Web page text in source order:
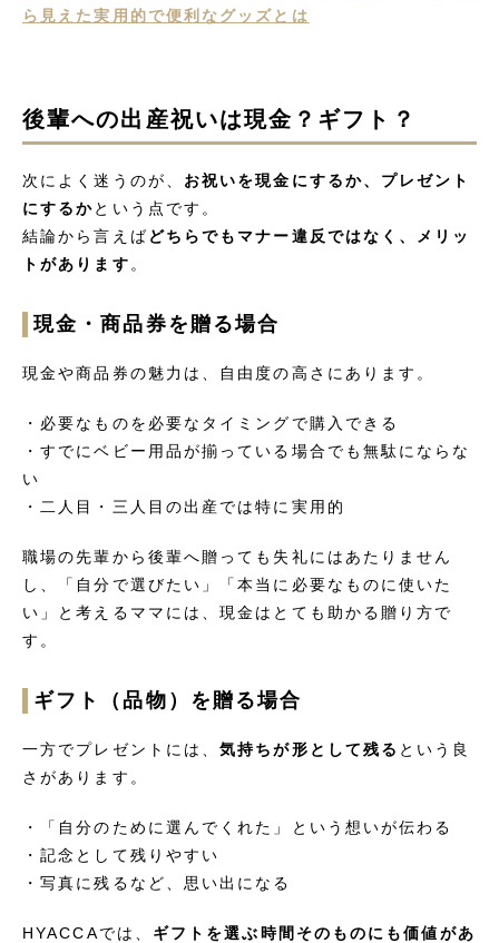
ら見えた実用的で便利なグッズとは
後輩への出産祝いは現金？ギフト？
次によく迷うのが、 お祝いを現金にするか、プレゼント
にするかという点です。
結論から言えばどちらでもマナー違反ではなく、メリッ
トがあります 。
現金・商品券を贈る場合
現金や商品券の魅力は、自由度の高さにあります。
・必要なものを必要なタイミングで購入できる
・すでにベビー用品が揃っている場合でも無駄にならな
い
・二人目・三人目の出産では特に実用的
職場の先輩から後輩へ贈っても失礼にはあたりません
し、「自分で選びたい」「本当に必要なものに使いた
い」と考えるママには、現金はとても助かる贈り方で
す。
ギフト（品物）を贈る場合
一方でプレゼントには、気持ちが形として残る という良
さがあります。
・「自分のために選んでくれた」という想いが伝わる
・記念として残りやすい
・写真に残るなど、思い出になる
HYACCAでは、 ギフトを選ぶ時間そのものにも価値があ